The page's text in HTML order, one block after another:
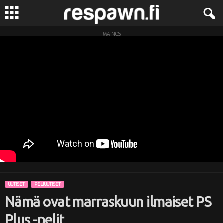
R
w
MAINOS
UUTISET PELIUUTISET
Nämä ovat marraskuun ilmaiset PS
Plus -pelit